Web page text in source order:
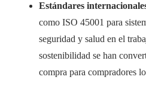
Estándares
como ISO 45001 para
seguridad y salud en el
sostenibilidad se han
compra para compradores